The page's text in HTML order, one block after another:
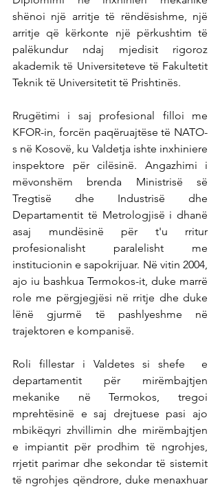
shënoi një arritje të rëndësishme, një
arritje që kërkonte një përkushtim të
palëkundur ndaj mjedisit rigoroz
akademik të Universiteteve të Fakultetit
Teknik të Universitetit të Prishtinës.
Rrugëtimi i saj profesional filloi me
KFOR-in, forcën paqëruajtëse të NATO-
s në Kosovë, ku Valdetja ishte inxhiniere
inspektore për cilësinë. Angazhimi i
mëvonshëm brenda Ministrisë së
Tregtisë dhe Industrisë dhe
Departamentit të Metrologjisë i dhanë
asaj mundësinë për t'u rritur
profesionalisht paralelisht me
institucionin e sapokrijuar. Në vitin 2004,
ajo iu bashkua Termokos-it, duke marrë
role me përgjegjësi në rritje dhe duke
lënë gjurmë të pashlyeshme në
trajektoren e kompanisë.
Roli fillestar i Valdetes si shefe  e
departamentit për mirëmbajtjen
mekanike në Termokos, tregoi
mprehtësinë e saj drejtuese pasi ajo
mbikëqyri zhvillimin dhe mirëmbajtjen
e impiantit për prodhim të ngrohjes,
rrjetit parimar dhe sekondar të sistemit
të ngrohjes qëndrore, duke menaxhuar